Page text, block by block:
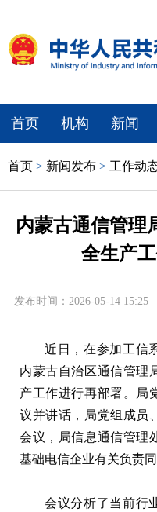
首页 机构 新闻
首页 > 新闻发布 > 工作动
内蒙古通信管理
全生产
发布时间：2026-05-14 15:25
近日，在参加工信
内蒙古自治区通信管理
产工作进行再部署。局
议并讲话，局党组成员
会议，局信息通信管理
基础电信企业有关负责同
会议分析了当前行